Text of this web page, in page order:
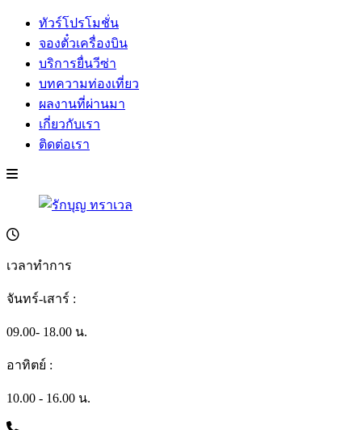
ทัวร์โปรโมชั่น
จองตั๋วเครื่องบิน
บริการยื่นวีซ่า
บทความท่องเที่ยว
ผลงานที่ผ่านมา
เกี่ยวกับเรา
ติดต่อเรา
เวลาทำการ
จันทร์-เสาร์ :
09.00- 18.00 น.
อาทิตย์ :
10.00 - 16.00 น.